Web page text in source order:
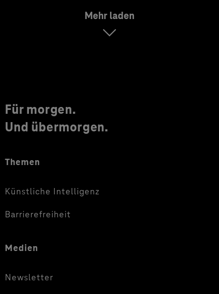
Mehr laden
Für morgen.
Und übermorgen.
Themen
Künstliche Intelligenz
Barrierefreiheit
Medien
Newsletter